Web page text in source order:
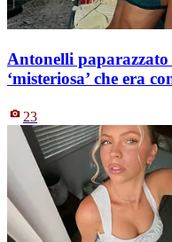
Antonelli paparazzato
‘misteriosa’ che era
23